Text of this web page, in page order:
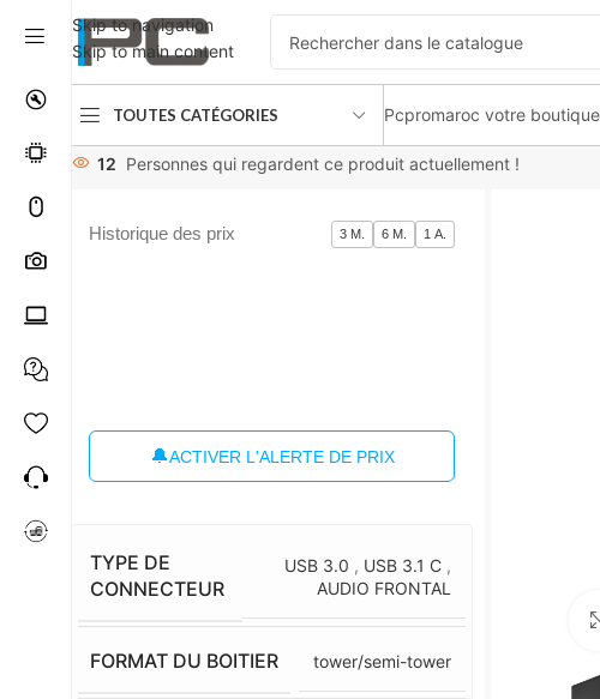
Skip to navigation
Skip to main content
TOUTES CATÉGORIES Pcpromaroc votre
Accueil Composants Boîtier PC
Fractal Design Meshify 2 Black
12 Personnes qui regardent ce produit actuellement !
Historique des prix 3 M. 6 M. 1 A.
🔔ACTIVER L'ALERTE DE PRIX
TYPE DE
CONNECTEUR
USB 3.0 , USB 3.1 C ,
AUDIO FRONTAL
FORMAT DU BOITIER tower/semi-tower